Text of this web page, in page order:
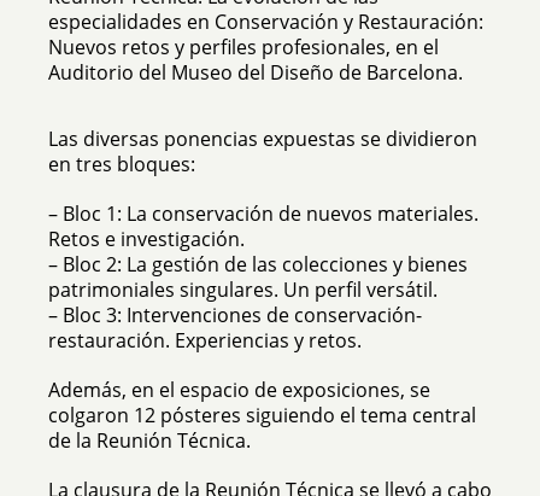
especialidades en Conservación y Restauración:
Nuevos retos y perfiles profesionales, en el
Auditorio del Museo del Diseño de Barcelona.
Las diversas ponencias expuestas se dividieron
en tres bloques:
– Bloc 1: La conservación de nuevos materiales.
Retos e investigación.
– Bloc 2: La gestión de las colecciones y bienes
patrimoniales singulares. Un perfil versátil.
– Bloc 3: Intervenciones de conservación-
restauración. Experiencias y retos.
Además, en el espacio de exposiciones, se
colgaron 12 pósteres siguiendo el tema central
de la Reunión Técnica.
La clausura de la Reunión Técnica se llevó a cabo